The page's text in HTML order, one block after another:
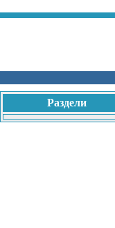
Раздели